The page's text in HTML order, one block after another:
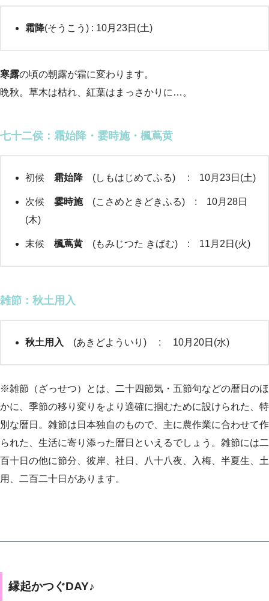
霜降(そうこう) : 10月23日(土)
寒露の頃の朝露が霜に変わります。
晩秋。草木は枯れ、紅葉はまっさかりに…。
七十二侯 ：霜始降・霎時施・楓蔦黄
初候 霜始降 (しもはじめてふる) : 10月23日(土)
次候 霎時施(こさめときどきふる) : 10月28日
(木)
末候 楓蔦黄 (もみじつた きばむ) : 11月2日(火)
雑節 ：秋土用入
秋土用入 (あきどよういり) : 10月20日(水)
※雑節（ざっせつ）とは、二十四節気・五節句などの暦日のほ
かに、季節の移り変りをより適確に掴むために設けられた、特
別な暦日。雑節は日本独自のもので、主に農作業に合わせて作
られた、生活に寄り添った暦日といえるでしょう。雑節には二
百十日の他に節分、彼岸、社日、八十八夜、入梅、半夏生、土
用、二百二十日があります。
縁起かつぐDAY♪